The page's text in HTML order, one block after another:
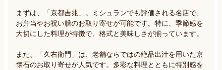
まずは、「京都吉兆」。ミシュランでも評価される名店で、
お弁当やお祝い膳のお取り寄せが可能です。特に、季節感を
大切にした料理が特徴で、格式と美味しさが揃っています。
また、「久右衛門」は、老舗ならではの絶品出汁を用いた京
懐石のお取り寄せが人気です。多彩な料理とともに特別感を